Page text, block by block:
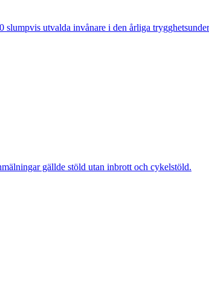
utvalda invånare i den årliga
gällde stöld utan inbrott och cykelstöld.